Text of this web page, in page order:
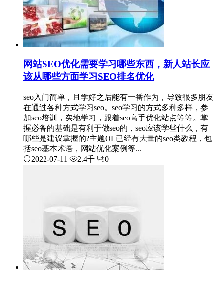
网站SEO优化需要学习哪些东西，新人站长应
该从哪些方面学习SEO排名优化
seo入门简单，且学好之后能有一番作为，导致很多朋友
在通过各种方式学习seo。seo学习的方式多种多样，参
加seo培训，实地学习，跟着seo高手优化站点等等。掌
握必备的基础是有利于做seo的，seo应该学些什么，有
哪些是建议掌握的?主题OL已经有大量的seo类教程，包
括seo基本术语，网站优化案例等...
2022-07-11
2.4千 0